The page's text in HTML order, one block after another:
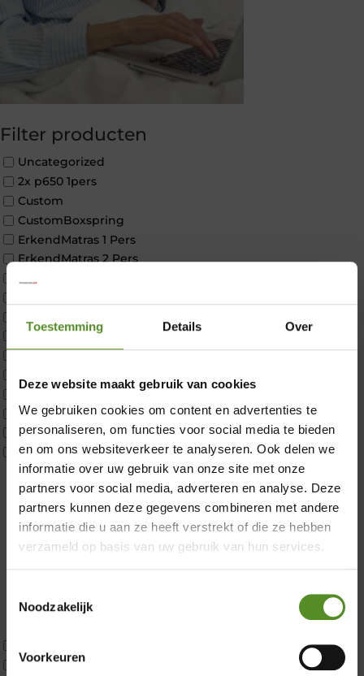
Toestemming Details Over
Deze website maakt gebruik van cookies
We gebruiken cookies om content en advertenties te
personaliseren, om functies voor social media te bieden
en om ons websiteverkeer te analyseren. Ook delen we
informatie over uw gebruik van onze site met onze
partners voor social media, adverteren en analyse. Deze
partners kunnen deze gegevens combineren met andere
informatie die u aan ze heeft verstrekt of die ze hebben
verzameld op basis van uw gebruik van hun services.
Noodzakelijk
Voorkeuren
Filter producten
Uncategorized
2x p650 1pers
Custom
CustomBoxspring
ErkendMatras 1 Pers
ErkendMatras 2 Pers
p350 1 Pers
p350 2 Pers
P650 25cm Tweepersoons een kern aanpasbaar
P650 Twijfelaar
Toppers
Maatvoering
1 persoon
2 personen
2 personen split
Twijfelaar
Latex
Tweepersoons 1 kern product